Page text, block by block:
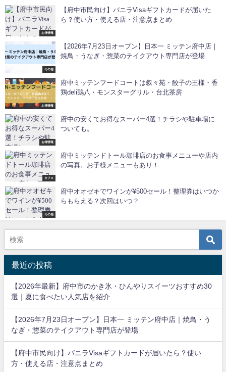
お得情報
【府中市民向け】バニラVisaギフトカードが届いた
ら？使い方・使える店・注意点まとめ
その他
【2026年7月23日オープン】日本一 ミッテン府中店｜
焼鳥・うなぎ・惣菜のテイクアウト専門店が登場
お得情報
府中ミッテンフードコートは叙々苑・餃子の王様・香
鶏deli鶏八・モンスターグリル・台北茶房
お得情報
府中の安くてお得なスーパー4選！チラシや駐車場に
ついても。
カフェ
府中ミッテンドトール珈琲店のお食事メニューや店内
の写真。お子様メニューもあり！
その他
府中オオゼキでワインが¥500セール！整理券はいつか
らもらえる？次回はいつ？
最近の投稿
【2026年最新】府中市のかき氷・ひんやりスイーツおすすめ30
選｜夏に食べたい人気店を紹介
【2026年7月23日オープン】日本一 ミッテン府中店｜焼鳥・う
なぎ・惣菜のテイクアウト専門店が登場
【府中市民向け】バニラVisaギフトカードが届いたら？使い
方・使える店・注意点まとめ